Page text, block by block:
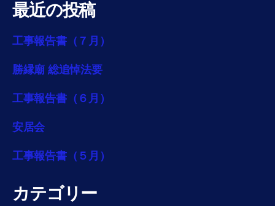
最近の投稿
工事報告書（７月）
勝縁廟 総追悼法要
工事報告書（６月）
安居会
工事報告書（５月）
カテゴリー